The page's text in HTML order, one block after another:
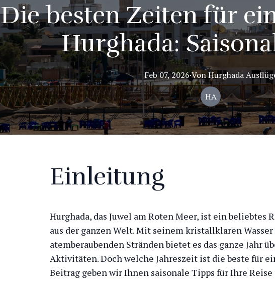
Die besten Zeiten für
Hurghada:
Feb 07, 2026·Von Hurghada
HA
Einleitung
Hurghada, das Juwel am Roten Meer, ist ein beliebtes
aus der ganzen Welt. Mit seinem kristallklaren
atemberaubenden Stränden bietet es das ganze Jahr
Aktivitäten. Doch welche Jahreszeit ist die beste für
Beitrag geben wir Ihnen saisonale Tipps für Ihre Reise